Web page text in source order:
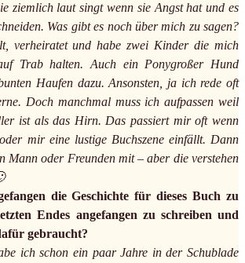
ziemlich laut singt wenn sie Angst hat und es
Was gibt es noch über mich zu sagen?
verheiratet und habe zwei Kinder die mich
Trab halten. Auch ein Ponygroßer Hund
Haufen dazu. Ansonsten, ja ich rede oft
Doch manchmal muss ich aufpassen weil
ist als das Hirn. Das passiert mir oft wenn
mir eine lustige Buchszene einfällt. Dann
Mann oder Freunden mit – aber die verstehen
die Geschichte für dieses Buch zu
Endes angefangen zu schreiben und
gebraucht?
ich schon ein paar Jahre in der Schublade